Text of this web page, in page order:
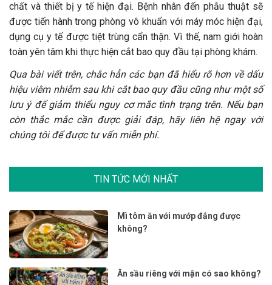
chất và thiết bị y tế hiện đại. Bệnh nhân đến phẫu thuật sẽ
được tiến hành trong phòng vô khuẩn với máy móc hiện đại,
dụng cụ y tế được tiệt trùng cẩn thận. Vì thế, nam giới hoàn
toàn yên tâm khi thực hiện cắt bao quy đầu tại phòng khám.
Qua bài viết trên, chắc hẳn các bạn đã hiểu rõ hơn về dấu
hiệu viêm nhiễm sau khi cắt bao quy đầu cũng như một số
lưu ý để giảm thiểu nguy cơ mắc tình trạng trên. Nếu bạn
còn thắc mắc cần được giải đáp, hãy liên hệ ngay với
chúng tôi để được tư vấnmiễn phí.
TIN TỨC MỚI NHẤT
Mì tôm ăn với mướp đắng được
không?
Ăn sầu riêng với mận có sao không?